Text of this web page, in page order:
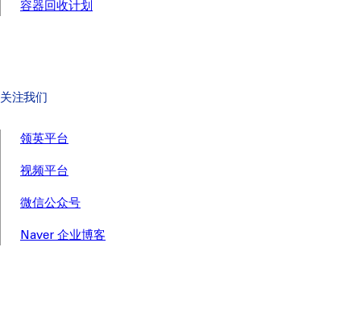
容器回收计划
关注我们
领英平台
视频平台
微信公众号
Naver 企业博客